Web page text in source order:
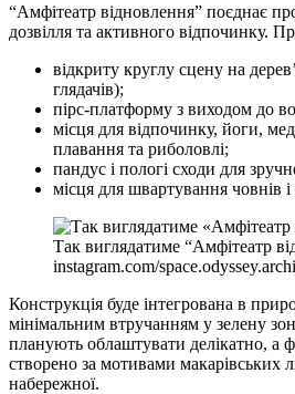
“Амфітеатр відновлення” поєднає
дозвілля та активного відпочинку.
відкриту круглу сцену на
глядачів);
пірс-платформу з виходом до
місця для відпочинку, йоги,
плавання та риболовлі;
пандус і пологі сходи для
місця для швартування човнів і
Так виглядатиме “Амфітеатр
instagram.com/
Конструкція буде інтегрована в
мінімальним втручанням у зелену
планують облаштувати делікатно, а
створено за мотивами макарівських
набережної.